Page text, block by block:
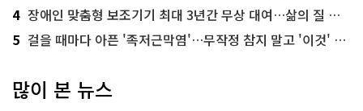
4 장애인 맞춤형 보조기기 최대 3년간 무상 대여…삶의 질 높인다
5 걸을 때마다 아픈 '족저근막염'…무작정 참지 말고 '이것' 해보세요!
많이 본 뉴스